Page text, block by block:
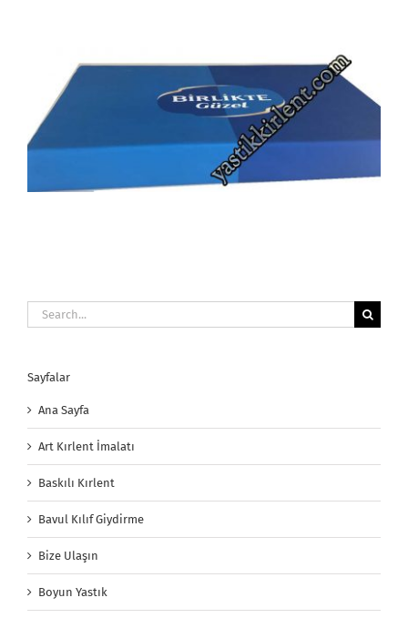
Search
for:
Sayfalar
Ana Sayfa
Art Kırlent İmalatı
Baskılı Kırlent
Bavul Kılıf Giydirme
Bize Ulaşın
Boyun Yastık